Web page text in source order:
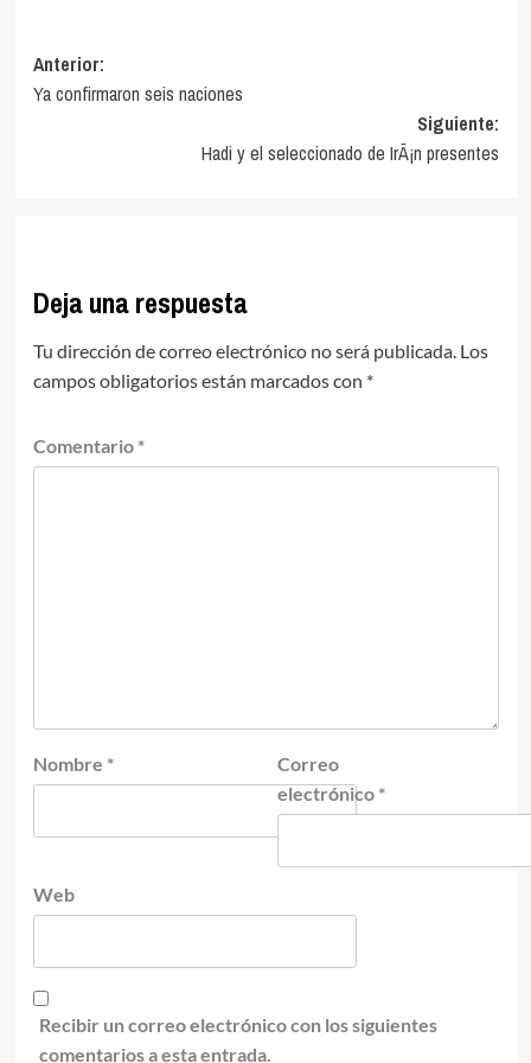
Navegación
de
Anterior:
Ya confirmaron seis naciones
Siguiente:
Hadi y el seleccionado de IrÃ¡n presentes
Deja una respuesta
Tu dirección de correo electrónico no será publicada. Los
campos obligatorios están marcados con *
Comentario *
Nombre *
Correo
electrónico *
Web
Recibir un correo electrónico con los siguientes
comentarios a esta entrada.